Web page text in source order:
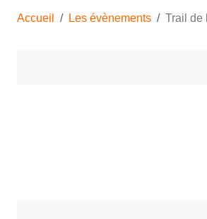
Accueil Les évènements Trail de